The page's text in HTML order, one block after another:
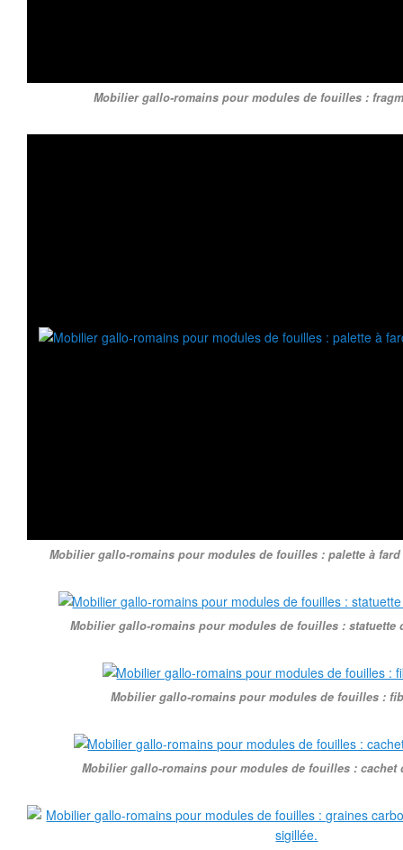
Mobilier gallo-romains pour modules de fouilles :
Mobilier gallo-romains pour modules de fouilles : palette à
Mobilier gallo-romains pour modules de fouilles : statuette
Mobilier gallo-romains pour modules de fouilles :
Mobilier gallo-romains pour modules de fouilles : cachet